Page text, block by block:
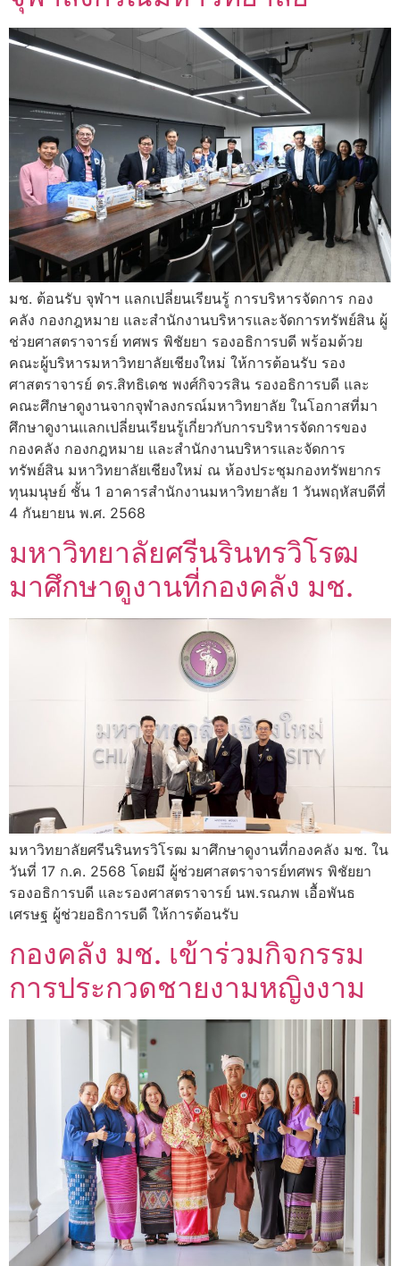
มช. ต้อนรับ จุฬาฯ แลกเปลี่ยนเรียนรู้ การบริหารจัดการ กอง
คลัง กองกฎหมาย และสำนักงานบริหารและจัดการทรัพย์สิน ผู้
ช่วยศาสตราจารย์ ทศพร พิชัยยา รองอธิการบดี พร้อมด้วย
คณะผู้บริหารมหาวิทยาลัยเชียงใหม่ ให้การต้อนรับ รอง
ศาสตราจารย์ ดร.สิทธิเดช พงศ์กิจวรสิน รองอธิการบดี และ
คณะศึกษาดูงานจากจุฬาลงกรณ์มหาวิทยาลัย ในโอกาสที่มา
ศึกษาดูงานแลกเปลี่ยนเรียนรู้เกี่ยวกับการบริหารจัดการของ
กองคลัง กองกฎหมาย และสำนักงานบริหารและจัดการ
ทรัพย์สิน มหาวิทยาลัยเชียงใหม่ ณ ห้องประชุมกองทรัพยากร
ทุนมนุษย์ ชั้น 1 อาคารสำนักงานมหาวิทยาลัย 1 วันพฤหัสบดีที่
4 กันยายน พ.ศ. 2568
มหาวิทยาลัยศรีนรินทรวิโรฒ
มาศึกษาดูงานที่กองคลัง มช.
มหาวิทยาลัยศรีนรินทรวิโรฒ มาศึกษาดูงานที่กองคลัง มช. ใน
วันที่ 17 ก.ค. 2568 โดยมี ผู้ช่วยศาสตราจารย์ทศพร พิชัยยา
รองอธิการบดี และรองศาสตราจารย์ นพ.รณภพ เอื้อพันธ
เศรษฐ ผู้ช่วยอธิการบดี ให้การต้อนรับ
กองคลัง มช. เข้าร่วมกิจกรรม
การประกวดชายงามหญิงงาม